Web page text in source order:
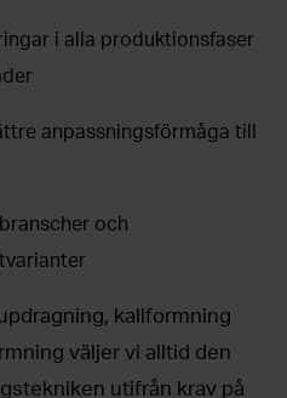
i alla produktionsfaser
anpassningsförmåga till
och
kallformning
väljer vi alltid den
utifrån krav på